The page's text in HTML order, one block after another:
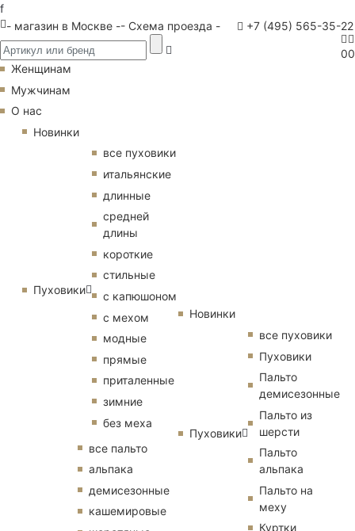
f
- магазин в Москве -- Схема проезда - +7 (495) 565-35-22
00
Женщинам
Мужчинам
О нас
Новинки
Пуховики
все пуховики
итальянские
длинные
средней
длины
короткие
стильные
с капюшоном
с мехом
модные
прямые
приталенные
зимние
без меха
все пальто
альпака
демисезонные
кашемировые
Новинки
Пуховики
все пуховики
Пуховики
Пальто
демисезонные
Пальто из
шерсти
Пальто
альпака
Пальто на
меху
Куртки